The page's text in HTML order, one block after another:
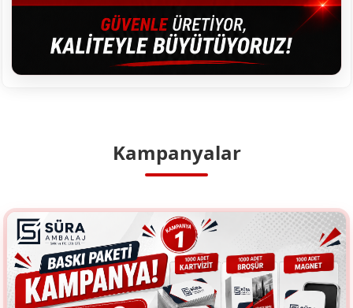
Kampanyalar